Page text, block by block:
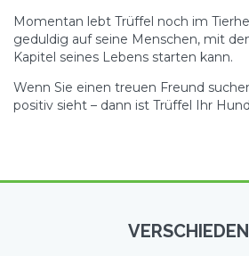
Momentan lebt Trüffel noch im
geduldig auf seine Menschen, mit
Kapitel seines Lebens starten kann.
Wenn Sie einen treuen Freund
positiv sieht – dann ist Trüffel Ihr